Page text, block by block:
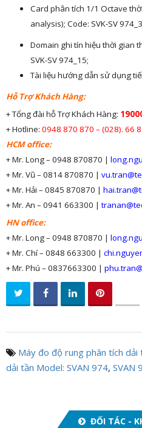
Card phân tích 1/1 Octave
analysis); Code: SVK-SV 974_3
Domain ghi tín hiệu thời gian
SVK-SV 974_15;
Tài liệu hướng dẫn sử dụng
Hỗ Trợ Khách Hàng:
+ Tổng đài hỗ Trợ Khách Hàng:
+ Hotline: 0948 870 870 – (028). 66
HCM office:
+ Mr. Long – 0948 870870 |
+ Mr. Vũ – 0814 870870 |
+ Mr. Hải – 0845 870870 |
+ Mr. An – 0941 663300 |
HN office:
+ Mr. Long – 0948 870870 |
+ Mr. Chí – 0848 663300 |
+ Mr. Phú – 0837663300 |
Máy đo độ rung phân tích dải
dải tần Model: SVAN 974, SVAN
ĐỐI TÁC -